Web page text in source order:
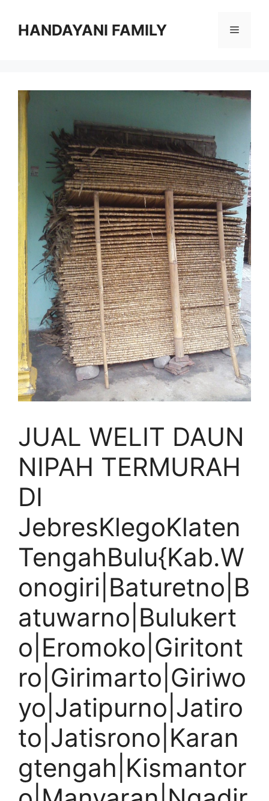
HANDAYANI FAMILY Menu
JUAL WELIT DAUN
NIPAH TERMURAH
DI
JebresKlegoKlaten
TengahBulu{Kab.W
onogiri|Baturetno|B
atuwarno|Bulukert
o|Eromoko|Giritont
ro|Girimarto|Giriwo
yo|Jatipurno|Jatiro
to|Jatisrono|Karan
gtengah|Kismantor